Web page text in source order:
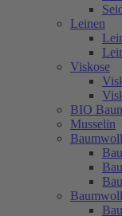
Leinen
Viskose
BIO
Musselin